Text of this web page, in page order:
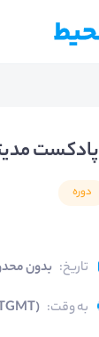
پادکست
دوره
تاریخ: بدون
به وقت: